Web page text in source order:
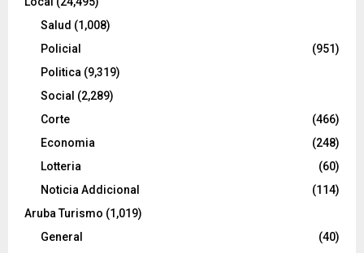
Salud (1,008)
Policial
(951)
Politica (9,319)
Social (2,289)
Corte
(466)
Economia
(248)
Lotteria
(60)
Noticia Addicional
(114)
Aruba Turismo (1,019)
General
(40)